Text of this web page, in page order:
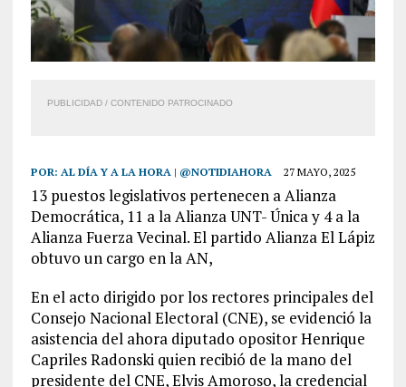
PUBLICIDAD / CONTENIDO PATROCINADO
POR: AL DÍA Y A LA HORA | @NOTIDIAHORA 27 MAYO, 2025
13 puestos legislativos pertenecen a Alianza
Democrática, 11 a la Alianza UNT- Única y 4 a la
Alianza Fuerza Vecinal. El partido Alianza El Lápiz
obtuvo un cargo en la AN,
En el acto dirigido por los rectores principales del
Consejo Nacional Electoral (CNE), se evidenció la
asistencia del ahora diputado opositor Henrique
Capriles Radonski quien recibió de la mano del
presidente del CNE, Elvis Amoroso, la credencial